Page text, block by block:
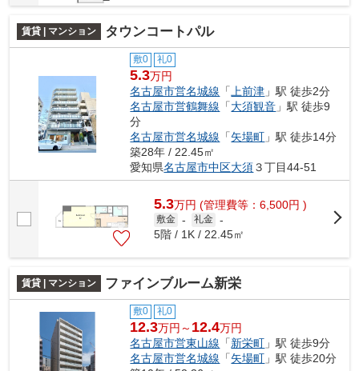
賃貸 | マンション タウンコートパル
敷0 礼0
5.3万円
名古屋市営名城線 「 上前津 」駅 徒歩2分
名古屋市営鶴舞線 「大須観音 」駅 徒歩9
分
名古屋市営名城線 「矢場町 」駅 徒歩14分
築28年 / 22.45㎡
愛知県名古屋市中区大須３丁目44-51
5.3万円 (管理費等：6,500円 )
敷金 - 礼金 -
5階 / 1K / 22.45㎡
賃貸 | マンション ファインブルーム新栄
敷0 礼0
12.3万円～ 12.4万円
名古屋市営東山線 「新栄町 」駅 徒歩9分
名古屋市営名城線 「矢場町 」駅 徒歩20分